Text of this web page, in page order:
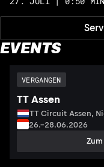
EVENTS
VERGANGEN
TT Assen
TT Circuit Assen,
26.–28.06.2026